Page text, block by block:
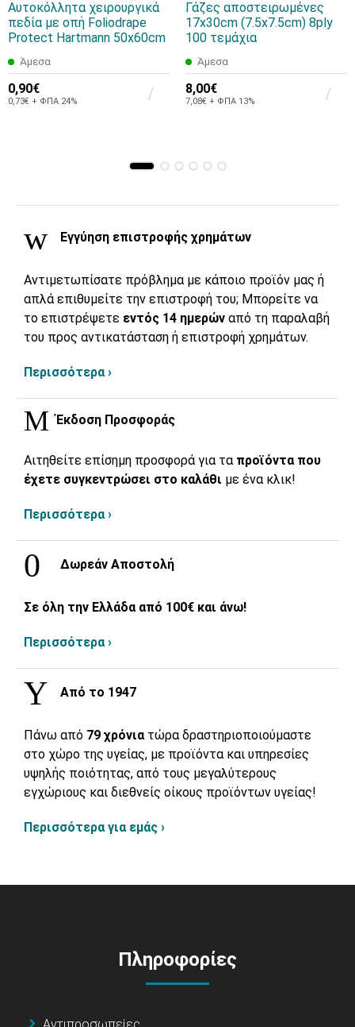
Αυτοκόλλητα χειρουργικά
πεδία με οπή Foliodrape
Protect Hartmann 50x60cm
Άμεσα
0,90€
0,73€ + ΦΠΑ 24%
Γάζες αποστειρωμένες
17x30cm (7.5x7.5cm) 8ply
100 τεμάχια
Άμεσα
8,00€
7,08€ + ΦΠΑ 13%
Εγγύηση επιστροφής χρημάτων
Αντιμετωπίσατε πρόβλημα με κάποιο προϊόν μας ή
απλά επιθυμείτε την επιστροφή του; Μπορείτε να
το επιστρέψετε εντός 14 ημερών από τη παραλαβή
του προς αντικατάσταση ή επιστροφή χρημάτων.
Περισσότερα ›
Έκδοση Προσφοράς
Αιτηθείτε επίσημη προσφορά για τα προϊόντα που
έχετε συγκεντρώσει στο καλάθι με ένα κλικ!
Περισσότερα ›
Δωρεάν Αποστολή
Σε όλη την Ελλάδα από 100€ και άνω!
Περισσότερα ›
Από το 1947
Πάνω από 79 χρόνια τώρα δραστηριοποιούμαστε
στο χώρο της υγείας, με προϊόντα και υπηρεσίες
υψηλής ποιότητας, από τους μεγαλύτερους
εγχώριους και διεθνείς οίκους προϊόντων υγείας!
Περισσότερα για εμάς ›
Πληροφορίες